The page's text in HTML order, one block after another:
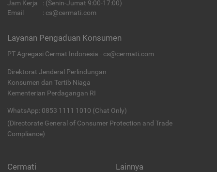
Jam Kerja
: (Senin-Jumat 9:00-17:00)
Email
: cs@cermati.com
Layanan Pengaduan Konsumen
PT Agregasi Cermat Indonesia - cs@cermati.com
Direktorat Jenderal Perlindungan
Konsumen dan Tertib Niaga
Kementerian Perdagangan RI
WhatsApp: 0853 1111 1010 (Chat Only)
(Directorate General of Consumer Protection and Trade
Compliance)
Cermati Lainnya